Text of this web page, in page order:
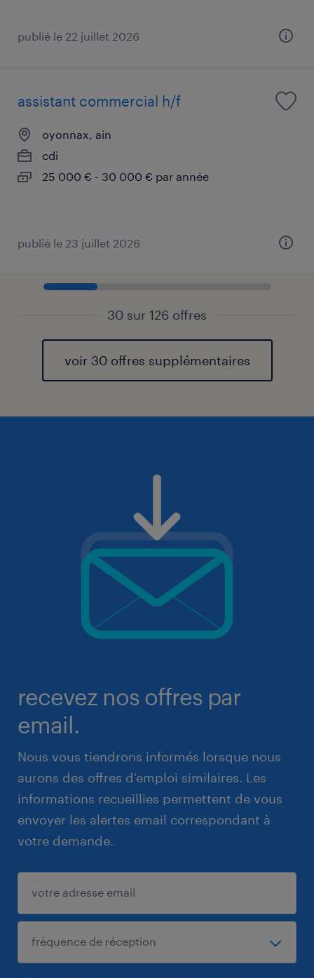
publié le 22 juillet 2026
assistant commercial h/f
oyonnax, ain
cdi
25 000 € - 30 000 € par année
publié le 23 juillet 2026
30 sur 126 offres
voir 30 offres supplémentaires
recevez nos offres par
email.
Nous vous tiendrons informés lorsque nous
aurons des offres d'emploi similaires. Les
informations recueillies permettent de vous
envoyer les alertes email correspondant à
votre demande.